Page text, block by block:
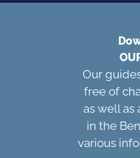
Our
free of
as well as
in the
various